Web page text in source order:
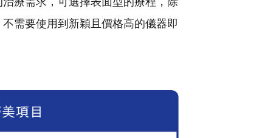
需要使用到新穎且價格高的儀器即